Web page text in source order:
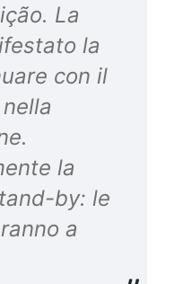
La
la
con il
la
by: le
a